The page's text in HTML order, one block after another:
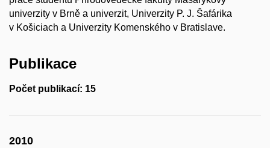
univerzity v Brně a univerzit, Univerzity P. J. Šafárika
v Košiciach a Univerzity Komenského v Bratislave.
Publikace
Počet publikací: 15
2010